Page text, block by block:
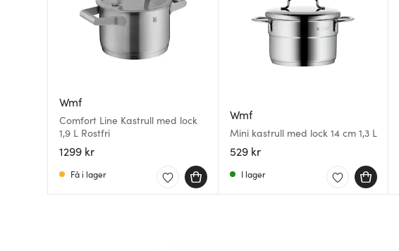
Wmf
Comfort Line Kastrull med lock
1,9 L Rostfri
1299 kr
Få i lager
Wmf
Mini kastrull med lock 14 cm 1,3 L
529 kr
I lager